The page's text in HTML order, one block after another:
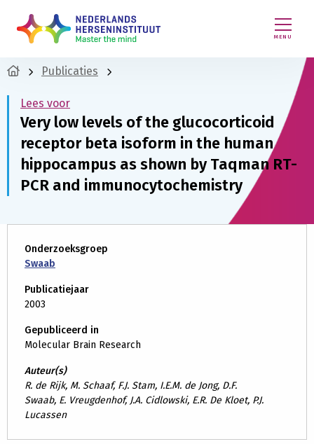
MENU
Publicaties
Lees voor
Very low levels of the glucocorticoid
receptor beta isoform in the human
hippocampus as shown by Taqman RT-
PCR and immunocytochemistry
Onderzoeksgroep
Swaab
Publicatiejaar
2003
Gepubliceerd in
Molecular Brain Research
Auteur(s)
R. de Rijk, M. Schaaf, F.J. Stam, I.E.M. de Jong, D.F.
Swaab, E. Vreugdenhof, J.A. Cidlowski, E.R. De Kloet, P.J.
Lucassen